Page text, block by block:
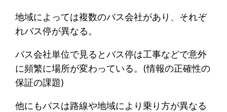
地域によっては複数のバス会社があり、それぞ
れバス停が異なる。
バス会社単位で見るとバス停は工事などで意外
に頻繁に場所が変わっている。(情報の正確性の
保証の課題)
他にもバスは路線や地域により乗り方が異なる